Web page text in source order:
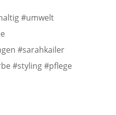
#umwelt
#sarahkailer
#styling #pflege